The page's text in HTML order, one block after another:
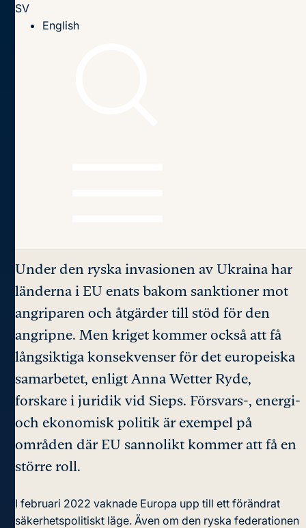
SV
English
Under den ryska invasionen av Ukraina har
länderna i EU enats bakom sanktioner mot
angriparen och åtgärder till stöd för den
angripne. Men kriget kommer också att få
långsiktiga konsekvenser för det europeiska
samarbetet, enligt Anna Wetter Ryde,
forskare i juridik vid Sieps. Försvars-, energi-
och ekonomisk politik är exempel på
områden där EU sannolikt kommer att få en
större roll.
I februari 2022 vaknade Europa upp till ett förändrat
säkerhetspolitiskt läge. Även om den ryska federationen